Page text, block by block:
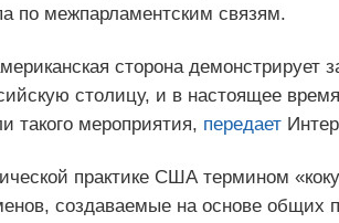
по межпарламентским связям.
сторона демонстрирует
столицу, и в настоящее
такого мероприятия, передает
практике США термином
создаваемые на основе общих